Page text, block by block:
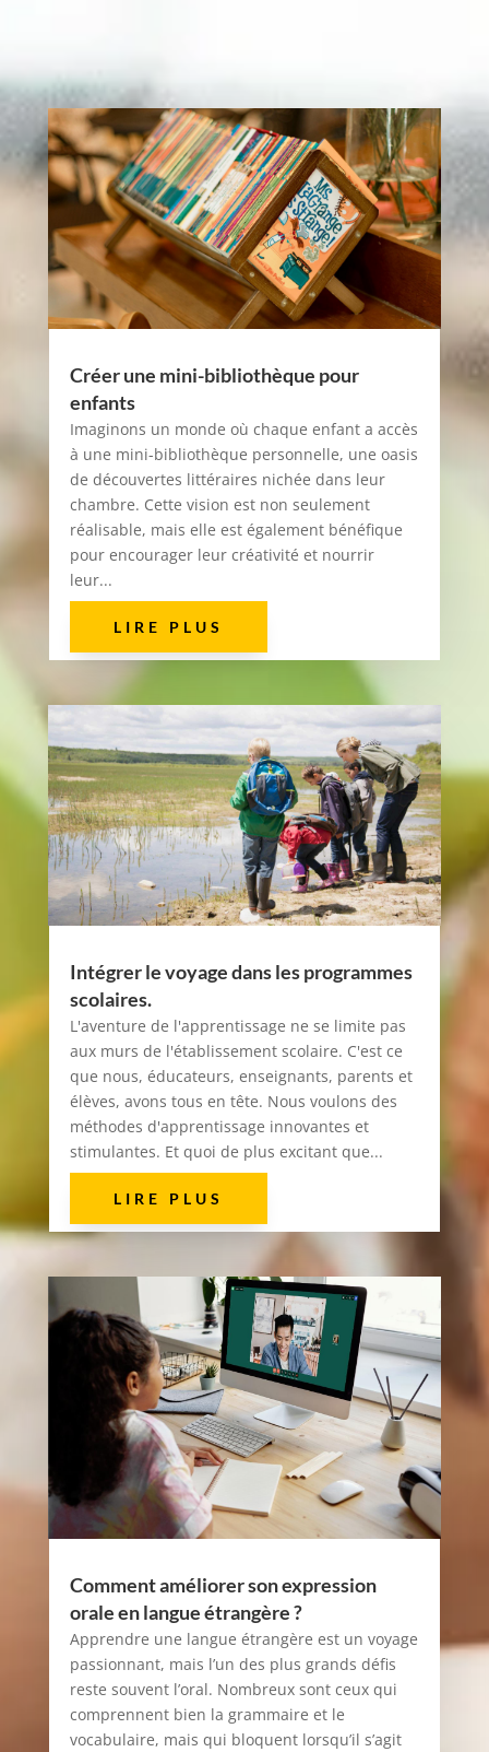
Créer une mini-bibliothèque pour
enfants
Imaginons un monde où chaque enfant a accès
à une mini-bibliothèque personnelle, une oasis
de découvertes littéraires nichée dans leur
chambre. Cette vision est non seulement
réalisable, mais elle est également bénéfique
pour encourager leur créativité et nourrir
leur...
LIRE PLUS
Intégrer le voyage dans les programmes
scolaires.
L'aventure de l'apprentissage ne se limite pas
aux murs de l'établissement scolaire. C'est ce
que nous, éducateurs, enseignants, parents et
élèves, avons tous en tête. Nous voulons des
méthodes d'apprentissage innovantes et
stimulantes. Et quoi de plus excitant que...
LIRE PLUS
Comment améliorer son expression
orale en langue étrangère ?
Apprendre une langue étrangère est un voyage
passionnant, mais l’un des plus grands défis
reste souvent l’oral. Nombreux sont ceux qui
comprennent bien la grammaire et le
vocabulaire, mais qui bloquent lorsqu’il s’agit